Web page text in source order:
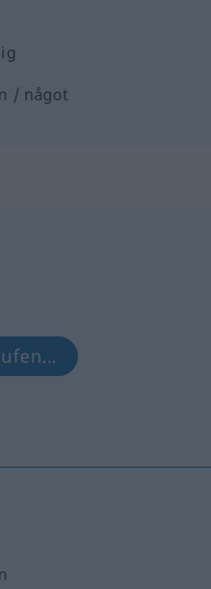
/ något